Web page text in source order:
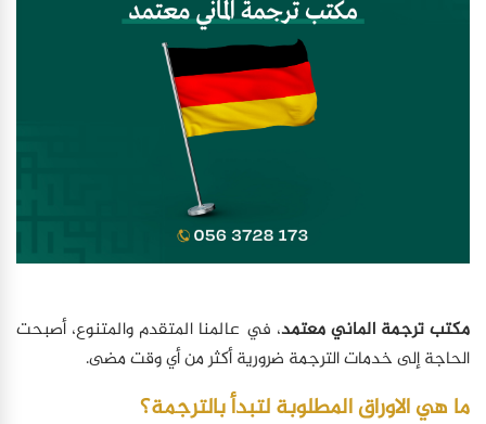
مكتب ترجمة الماني معتمد، في عالمنا المتقدم والمتنوع، أصبحت
الحاجة إلى خدمات الترجمة ضرورية أكثر من أي وقت مضى.
ما هي الاوراق المطلوبة لتبدأ بالترجمة؟